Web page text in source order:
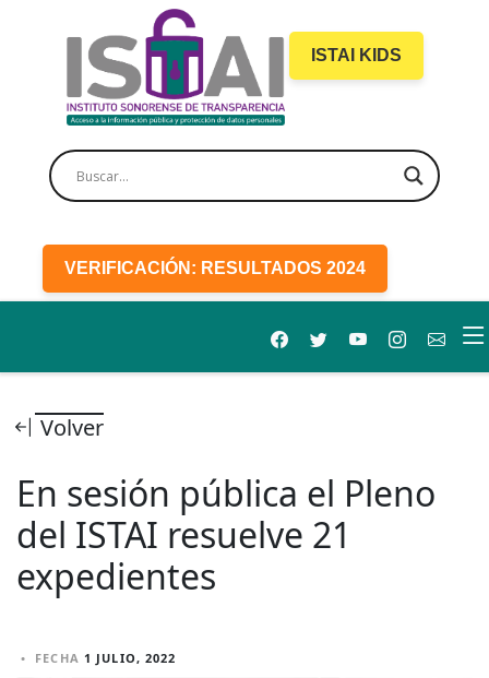
ISTAI KIDS
VERIFICACIÓN: RESULTADOS 2024
Volver
En sesión pública el Pleno
del ISTAI resuelve 21
expedientes
• FECHA 1 JULIO, 2022